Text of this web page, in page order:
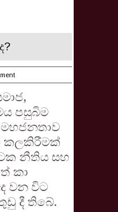
පසුබිම
කලකිරීමක්
නීතිය සහ
කා
වන විට
දී තිබේ.